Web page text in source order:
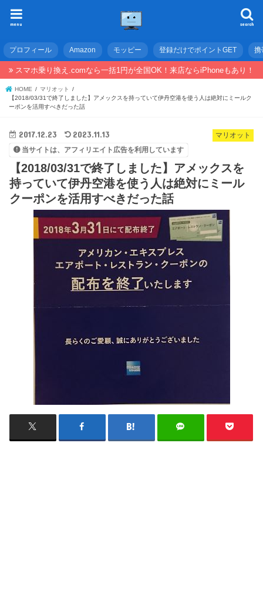
search
menu
プロフィール Amazon モッピー 登録だけでポイントGET 携
スマホ乗り換え.comなら一括1円が全国OK！来店ならiPhoneもあり！
HOME
マリオット
【2018/03/31で終了しました】アメックスを持っていて伊丹空港を使う人は絶対にミールク
ーポンを活用すべきだった話
マリオット
2017.12.23 2023.11.13
当サイトは、アフィリエイト広告を利用しています
【2018/03/31で終了しました】アメックスを
持っていて伊丹空港を使う人は絶対にミール
クーポンを活用すべきだった話